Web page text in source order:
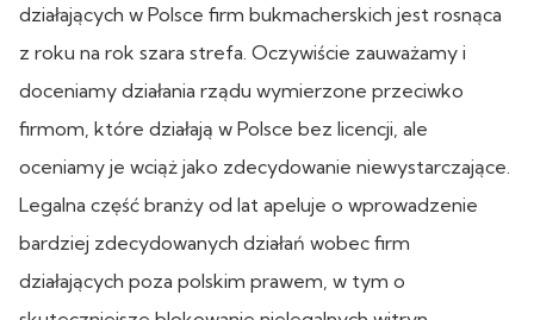
działających w Polsce firm bukmacherskich jest rosnąca
z roku na rok szara strefa. Oczywiście zauważamy i
doceniamy działania rządu wymierzone przeciwko
firmom, które działają w Polsce bez licencji, ale
oceniamy je wciąż jako zdecydowanie niewystarczające.
Legalna część branży od lat apeluje o wprowadzenie
bardziej zdecydowanych działań wobec firm
działających poza polskim prawem, w tym o